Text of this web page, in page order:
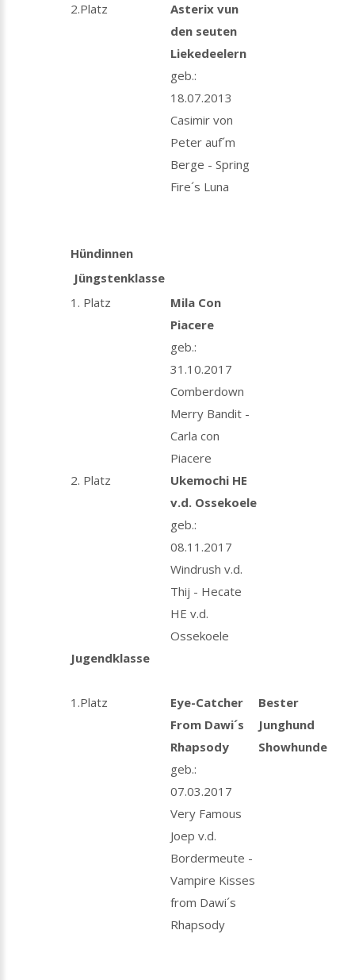
2.Platz
Asterix vun
den seuten
Liekedeelern
geb.:
18.07.2013
Casimir von
Peter auf´m
Berge - Spring
Fire´s Luna
Hündinnen
Jüngstenklasse
1. Platz
Mila Con
Piacere
geb.:
31.10.2017
Comberdown
Merry Bandit -
Carla con
Piacere
2. Platz
Ukemochi HE
v.d. Ossekoele
geb.:
08.11.2017
Windrush v.d.
Thij - Hecate
HE v.d.
Ossekoele
Jugendklasse
1.Platz
Eye-Catcher
From Dawi´s
Rhapsody
geb.:
07.03.2017
Very Famous
Joep v.d.
Bordermeute -
Vampire Kisses
from Dawi´s
Rhapsody
Bester
Junghund
Showhunde